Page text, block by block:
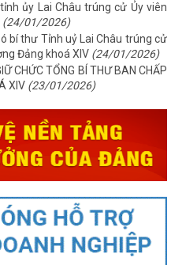
ủy Lai Châu trúng cử Ủy viên
(24/01/2026)
bí thư Tỉnh uỷ Lai Châu trúng cử
Đảng khoá XIV (24/01/2026)
CHỨC TỔNG BÍ THƯ BAN CHẤP
XIV (23/01/2026)